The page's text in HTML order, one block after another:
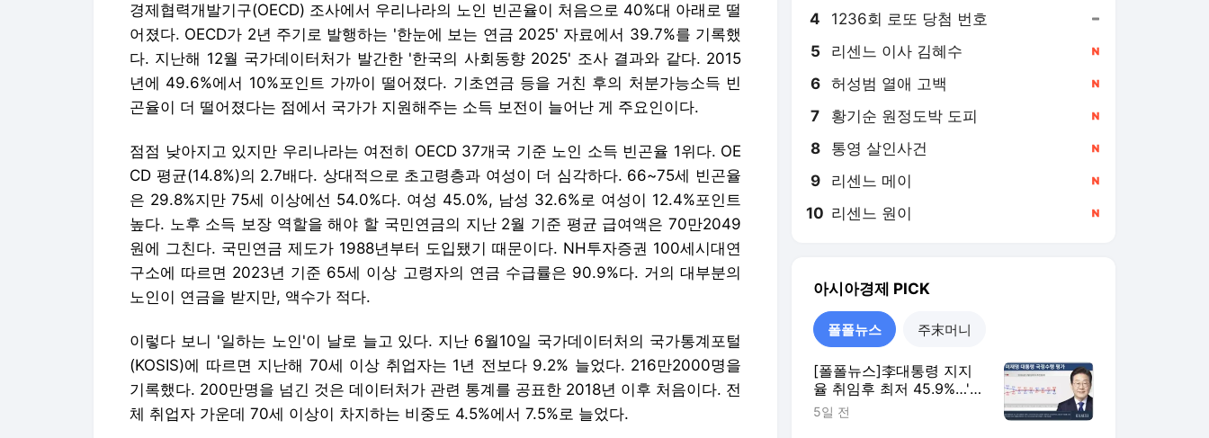
경제협력개발기구(OECD) 조사에서 우리나라의 노인 빈곤율이 처음으로 40%대 아래로 떨
어졌다. OECD가 2년 주기로 발행하는 '한눈에 보는 연금 2025' 자료에서 39.7%를 기록했
다. 지난해 12월 국가데이터처가 발간한 '한국의 사회동향 2025' 조사 결과와 같다. 2015
년에 49.6%에서 10%포인트 가까이 떨어졌다. 기초연금 등을 거친 후의 처분가능소득 빈
곤율이 더 떨어졌다는 점에서 국가가 지원해주는 소득 보전이 늘어난 게 주요인이다.
점점 낮아지고 있지만 우리나라는 여전히 OECD 37개국 기준 노인 소득 빈곤율 1위다. OE
CD 평균(14.8%)의 2.7배다. 상대적으로 초고령층과 여성이 더 심각하다. 66~75세 빈곤율
은 29.8%지만 75세 이상에선 54.0%다. 여성 45.0%, 남성 32.6%로 여성이 12.4%포인트
높다. 노후 소득 보장 역할을 해야 할 국민연금의 지난 2월 기준 평균 급여액은 70만2049
원에 그친다. 국민연금 제도가 1988년부터 도입됐기 때문이다. NH투자증권 100세시대연
구소에 따르면 2023년 기준 65세 이상 고령자의 연금 수급률은 90.9%다. 거의 대부분의
노인이 연금을 받지만, 액수가 적다.
이렇다 보니 '일하는 노인'이 날로 늘고 있다. 지난 6월10일 국가데이터처의 국가통계포털
(KOSIS)에 따르면 지난해 70세 이상 취업자는 1년 전보다 9.2% 늘었다. 216만2000명을
기록했다. 200만명을 넘긴 것은 데이터처가 관련 통계를 공표한 2018년 이후 처음이다. 전
체 취업자 가운데 70세 이상이 차지하는 비중도 4.5%에서 7.5%로 늘었다.
4 1236회 로또 당첨 번호
5 리센느 이사 김혜수
6 허성범 열애 고백
7 황기순 원정도박 도피
8 통영 살인사건
9 리센느 메이
10 리센느 원이
아시아경제 PICK
폴폴뉴스 주末머니
[폴폴뉴스]李대통령 지지
율 취임후 최저 45.9%…'부
정평가, 긍정평가 앞서'
5일 전